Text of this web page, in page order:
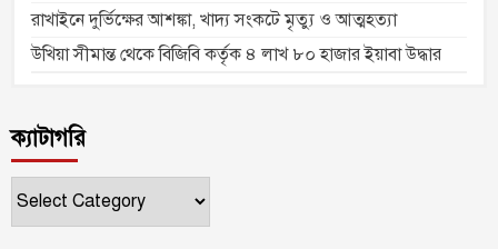
রাখাইনে দুর্ভিক্ষের আশঙ্কা, খাদ্য সংকটে মৃত্যু ও আত্মহত্যা
উখিয়া সীমান্ত থেকে বিজিবি কর্তৃক ৪ লাখ ৮০ হাজার ইয়াবা উদ্ধার
ক্যাটাগরি
ক্যাটাগরি